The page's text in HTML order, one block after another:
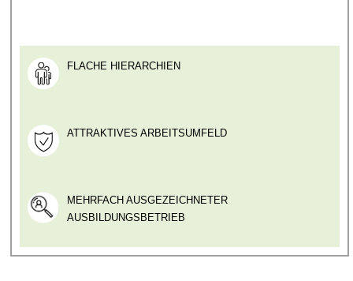
FLACHE HIERARCHIEN
ATTRAKTIVES ARBEITSUMFELD
MEHRFACH AUSGEZEICHNETER
AUSBILDUNGSBETRIEB